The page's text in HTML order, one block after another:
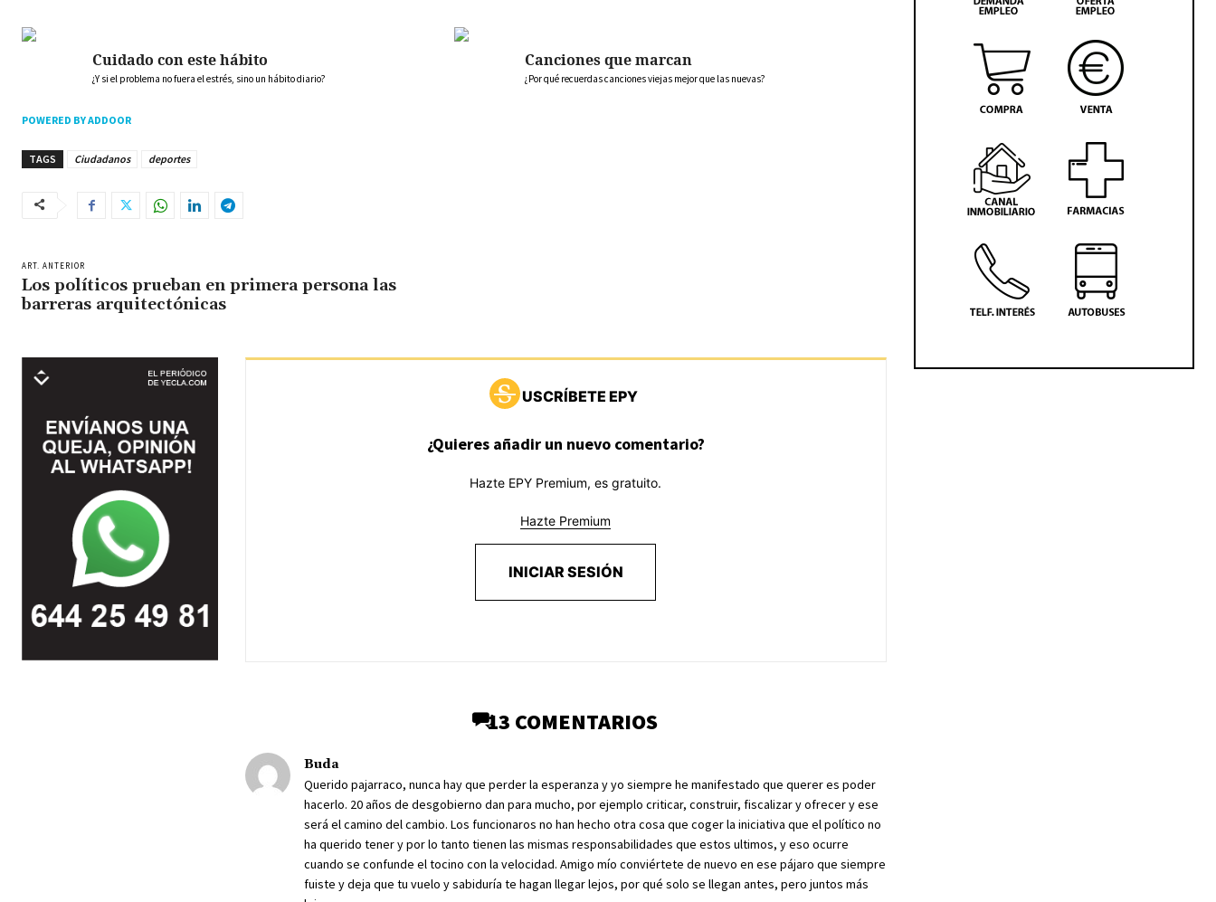
Cuidado con este hábito
¿Y si el problema no fuera el estrés, sino un hábito diario?
Canciones que marcan
¿Por qué recuerdas canciones viejas mejor que las nuevas?
POWERED BY ADDOOR
TAGS Ciudadanos deportes
ART. ANTERIOR
Los políticos prueban en primera persona las
barreras arquitectónicas
USCRÍBETE EPY
¿Quieres añadir un nuevo comentario?
Hazte EPY Premium, es gratuito.
Hazte Premium
INICIAR SESIÓN
13 COMENTARIOS
Buda
Querido pajarraco, nunca hay que perder la esperanza y yo siempre he manifestado que querer es poder
hacerlo. 20 años de desgobierno dan para mucho, por ejemplo criticar, construir, fiscalizar y ofrecer y ese
será el camino del cambio. Los funcionaros no han hecho otra cosa que coger la iniciativa que el político no
ha querido tener y por lo tanto tienen las mismas responsabilidades que estos ultimos, y eso ocurre
cuando se confunde el tocino con la velocidad. Amigo mío conviértete de nuevo en ese pájaro que siempre
fuiste y deja que tu vuelo y sabiduría te hagan llegar lejos, por qué solo se llegan antes, pero juntos más